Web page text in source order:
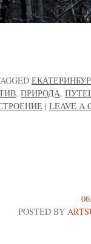
, ПРИРОДА,
| LEAVE A
POSTED BY